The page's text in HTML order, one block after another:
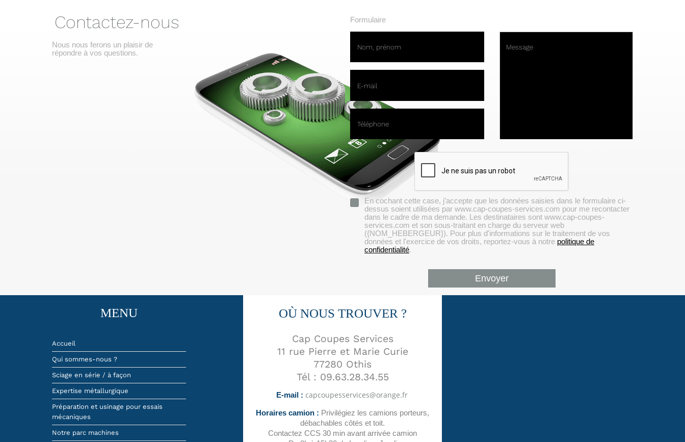
Contactez-nous
Nous nous ferons un plaisir de
répondre à vos questions.
Formulaire
Nom, prénom
E-mail
Téléphone
Message
En cochant cette case, j’accepte que les données saisies dans le formulaire ci-
dessus soient utilisées par www.cap-coupes-services.com pour me recontacter
dans le cadre de ma demande. Les destinataires sont www.cap-coupes-
services.com et son sous-traitant en charge du serveur web
({NOM_HEBERGEUR}). Pour plus d'informations sur le traitement de vos
données et l'exercice de vos droits, reportez-vous à notre politique de
confidentialité.
MENU
Accueil
Qui sommes-nous ?
Sciage en série / à façon
Expertise métallurgique
Préparation et usinage pour essais
mécaniques
Notre parc machines
OÙ NOUS TROUVER ?
Cap Coupes Services
11 rue Pierre et Marie Curie
77280 Othis
Tél : 09.63.28.34.55
E-mail :
Horaires camion : Privilégiez les camions porteurs,
débachables côtés et toit.
Contactez CCS 30 min avant arrivée camion